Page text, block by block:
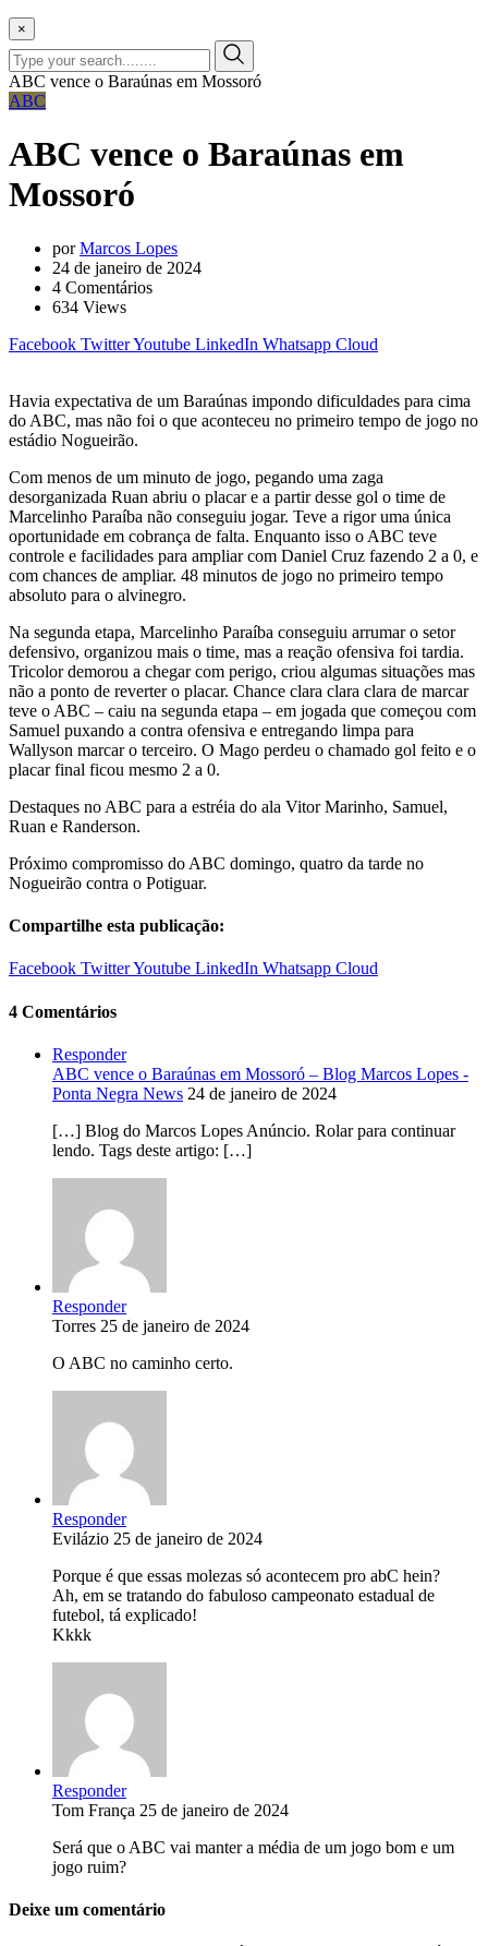
×
ABC vence o Baraúnas em Mossoró
ABC
ABC vence o Baraúnas em
Mossoró
porMarcos Lopes
24 de janeiro de 2024
4 Comentários
634 Views
Facebook TwitterYoutube LinkedIn Whatsapp Cloud
Havia expectativa de um Baraúnas impondo dificuldades para cima
do ABC, mas não foi o que aconteceu no primeiro tempo de jogo no
estádio Nogueirão.
Com menos de um minuto de jogo, pegando uma zaga
desorganizada Ruan abriu o placar e a partir desse gol o time de
Marcelinho Paraíba não conseguiu jogar. Teve a rigor uma única
oportunidade em cobrança de falta. Enquanto isso o ABC teve
controle e facilidades para ampliar com Daniel Cruz fazendo 2 a 0, e
com chances de ampliar. 48 minutos de jogo no primeiro tempo
absoluto para o alvinegro.
Na segunda etapa, Marcelinho Paraíba conseguiu arrumar o setor
defensivo, organizou mais o time, mas a reação ofensiva foi tardia.
Tricolor demorou a chegar com perigo, criou algumas situações mas
não a ponto de reverter o placar. Chance clara clara clara de marcar
teve o ABC – caiu na segunda etapa – em jogada que começou com
Samuel puxando a contra ofensiva e entregando limpa para
Wallyson marcar o terceiro. O Mago perdeu o chamado gol feito e o
placar final ficou mesmo 2 a 0.
Destaques no ABC para a estréia do ala Vitor Marinho, Samuel,
Ruan e Randerson.
Próximo compromisso do ABC domingo, quatro da tarde no
Nogueirão contra o Potiguar.
Compartilhe esta publicação:
Facebook TwitterYoutube LinkedIn Whatsapp Cloud
4 Comentários
Responder
ABC vence o Baraúnas em Mossoró – Blog Marcos Lopes -
Ponta Negra News 24 de janeiro de 2024
[…] Blog do Marcos Lopes Anúncio. Rolar para continuar
lendo. Tags deste artigo: […]
Responder
Torres 25 de janeiro de 2024
O ABC no caminho certo.
Responder
Evilázio 25 de janeiro de 2024
Porque é que essas molezas só acontecem pro abC hein?
Ah, em se tratando do fabuloso campeonato estadual de
futebol, tá explicado!
Kkkk
Responder
Tom França 25 de janeiro de 2024
Será que o ABC vai manter a média de um jogo bom e um
jogo ruim?
Deixe um comentário